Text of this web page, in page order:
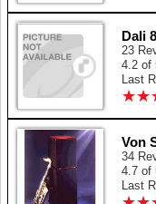
Dali
23
4.2 of
Last
★★
★★
Von
34
4.7 of
Last